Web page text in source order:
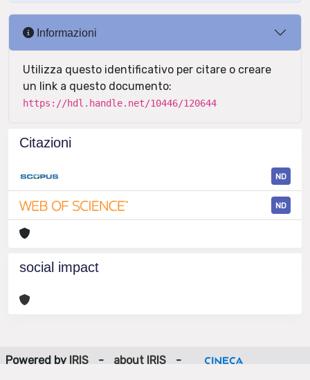
Informazioni
Utilizza questo identificativo per citare o creare
un link a questo documento:
https://hdl.handle.net/10446/120644
Citazioni
ND
ND
social impact
Powered by IRIS - about IRIS
-